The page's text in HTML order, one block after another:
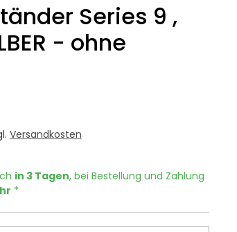
Series 9 ,
- ohne
Versandkosten
in 3 Tagen, bei Bestellung und Zahlung
*